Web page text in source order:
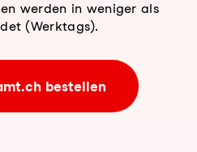
werden in weniger als
(Werktags).
bestellen